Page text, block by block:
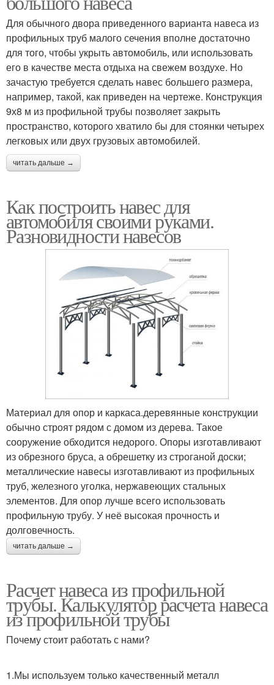
Для обычного двора приведенного варианта навеса из
профильных труб малого сечения вполне достаточно
для того, чтобы укрыть автомобиль, или использовать
его в качестве места отдыха на свежем воздухе. Но
зачастую требуется сделать навес большего размера,
например, такой, как приведен на чертеже. Конструкция
9х8 м из профильной трубы позволяет закрыть
пространство, которого хватило бы для стоянки четырех
легковых или двух грузовых автомобилей.
читать дальше →
Как построить навес для
автомобиля своими руками.
Разновидности навесов
Материал для опор и каркаса.деревянные конструкции
обычно строят рядом с домом из дерева. Такое
сооружение обходится недорого. Опоры изготавливают
из обрезного бруса, а обрешетку из строганой доски;
металлические навесы изготавливают из профильных
труб, железного уголка, нержавеющих стальных
элементов. Для опор лучше всего использовать
профильную трубу. У неё высокая прочность и
долговечность.
читать дальше →
Расчет навеса из профильной
трубы. Калькулятор расчета навеса
из профильной трубы
Почему стоит работать с нами?
1.Мы используем только качественный металл